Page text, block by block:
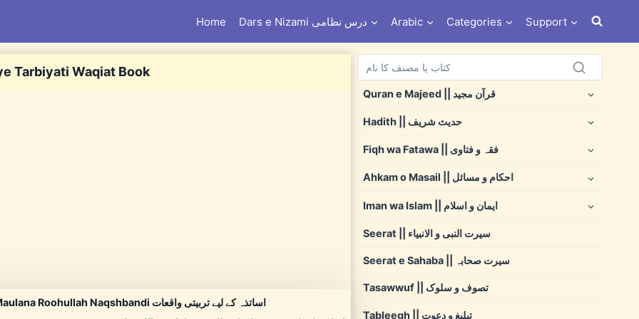
Home Dars e Nizami درس نظامی Arabic Categories Support
Tarbiyati Waqiat Book
Asatza kay liye Tarbiyati Waqiat By Maulana Roohullah Naqshbandi اساتذہ کے لیے تربیتی واقعات
Quran e Majeed || قرآن مجید
Hadith || حدیث شریف
Fiqh wa Fatawa || فقہ و فتاوی
Ahkam o Masail || احکام و مسائل
Iman wa Islam || ایمان و اسلام
Seerat || سیرت النبی و الانبیاء
Seerat e Sahaba || سیرت صحابہ
Tasawwuf || تصوف و سلوک
Tableegh || تبلیغ و دعوت